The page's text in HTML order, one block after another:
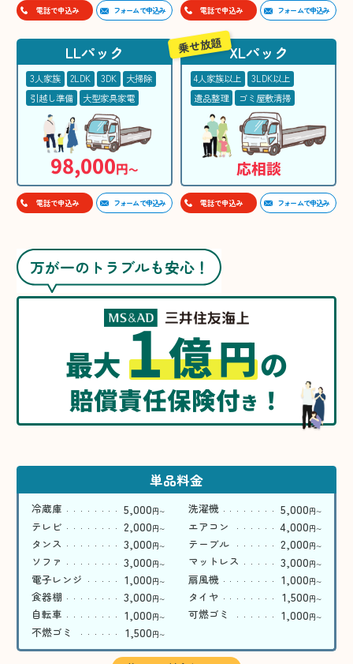
電話で申込み フォームで申込み 電話で申込み フォームで申込み
LLパック
3人家族 2LDK 3DK
大掃除
引越し準備
大型家具家電
98,000円〜
電話で申込み フォームで申込み
XLパック
4人家族以上
3LDK以上
遺品整理
ゴミ屋敷清掃
応相談
乗せ放題
電話で申込み フォームで申込み
万が一のトラブルも安心！
最大1億円の
賠償責任保険付き ！
単品料金
冷蔵庫 5,000円〜 洗濯機 5,000円〜
テレビ 2,000円〜 エアコン 4,000円〜
タンス 3,000円〜 テーブル 2,000円〜
ソファ 3,000円〜 マットレス 3,000円〜
電子レンジ 1,000円〜 扇風機 1,000円〜
食器棚 3,000円〜 タイヤ 1,500円〜
自転車 1,000円〜 可燃ゴミ 1,000円〜
不燃ゴミ 1,500円〜